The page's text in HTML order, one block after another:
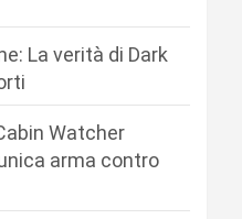
La verità di Dark
Watcher
arma contro